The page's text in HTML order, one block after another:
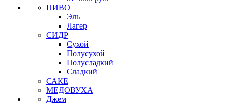
ПИВО
Эль
Лагер
СИДР
Сухой
Полусухой
Полусладкий
Сладкий
САКЕ
МЕДОВУХА
Джем